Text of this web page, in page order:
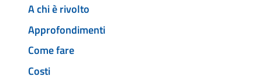
A chi è rivolto
Approfondimenti
Come fare
Costi